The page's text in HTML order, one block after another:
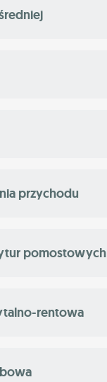
przychodu
pomostowych
rentowa